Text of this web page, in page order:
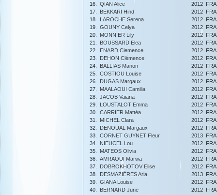
16.
QIAN Alice 2012 FRA
17.
BEKKARI Hind 2012 FRA
18.
LAROCHE Serena 2012 FRA
19.
GOUNY Celya 2012 FRA
20.
MONNIER Lily 2012 FRA
21.
BOUSSARD Elea 2012 FRA
22.
ENARD Clemence 2012 FRA
23.
DEHON Clémence 2012 FRA
24.
BALLIAS Manon 2012 FRA
25.
COSTIOU Louise 2012 FRA
26.
DUGAS Margaux 2012 FRA
27.
MAALAOUI Camilia 2012 FRA
28.
JACOB Vaiana 2012 FRA
29.
LOUSTALOT Emma 2012 FRA
30.
CARRIER Mattéa 2012 FRA
31.
MICHEL Clara 2012 FRA
32.
DENOUAL Margaux 2012 FRA
33.
CORNET GUYNET Fleur 2013 FRA
34.
NIEUCEL Lou 2012 FRA
35.
MATEOS Olivia 2012 FRA
36.
AMRAOUI Marwa 2012 FRA
37.
DOBROKHOTOV Elise 2012 FRA
38.
DESMAZIÈRES Aria 2013 FRA
39.
GIANA Louise 2012 FRA
40.
BERNARD June 2012 FRA